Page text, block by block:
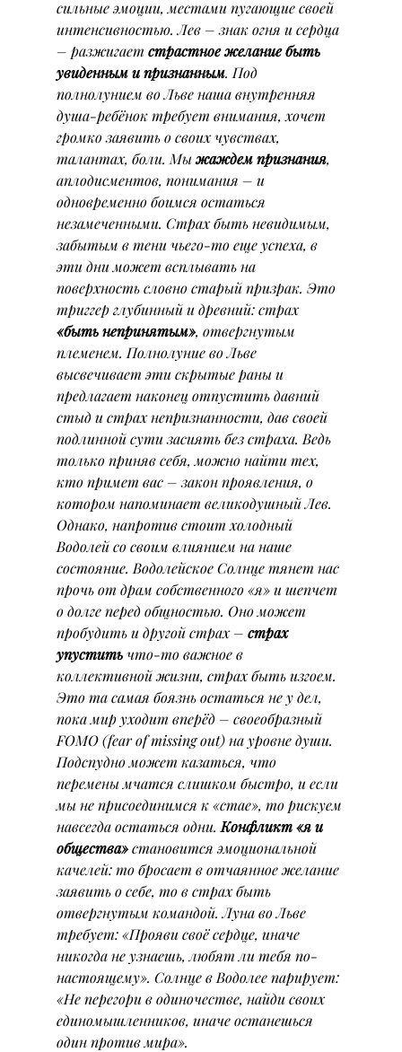
сильные эмоции, местами пугающие своей
интенсивностью. Лев – знак огня и сердца
– разжигает страстное желание быть
увиденным и признанным. Под
полнолунием во Льве наша внутренняя
душа-ребёнок требует внимания, хочет
громко заявить о своих чувствах,
талантах, боли. Мы жаждем признания,
аплодисментов, понимания – и
одновременно боимся остаться
незамеченными. Страх быть невидимым,
забытым в тени чьего-то еще успеха, в
эти дни может всплывать на
поверхность словно старый призрак. Это
триггер глубинный и древний: страх
«быть непринятым», отвергнутым
племенем. Полнолуние во Льве
высвечивает эти скрытые раны и
предлагает наконец отпустить давний
стыд и страх непризнанности, дав своей
подлинной сути засиять без страха. Ведь
только приняв себя, можно найти тех,
кто примет вас – закон проявления, о
котором напоминает великодушный Лев.
Однако, напротив стоит холодный
Водолей со своим влиянием на наше
состояние. Водолейское Солнце тянет нас
прочь от драм собственного «я» и шепчет
о долге перед общностью. Оно может
пробудить и другой страх – страх
упустить что-то важное в
коллективной жизни, страх быть изгоем.
Это та самая боязнь остаться не у дел,
пока мир уходит вперёд – своеобразный
FOMO (fear of missing out) на уровне души.
Подспудно может казаться, что
перемены мчатся слишком быстро, и если
мы не присоединимся к «стае», то рискуем
навсегда остаться одни. Конфликт «я и
общества» становится эмоциональной
качелей: то бросает в отчаянное желание
заявить о себе, то в страх быть
отвергнутым командой. Луна во Льве
требует: «Прояви своё сердце, иначе
никогда не узнаешь, любят ли тебя по-
настоящему». Солнце в Водолее парирует:
«Не перегори в одиночестве, найди своих
единомышленников, иначе останешься
один против мира».